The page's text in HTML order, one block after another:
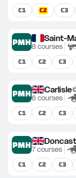
C1 C2 C3
PMH Saint-
8 courses
C1 C2 C3
PMH Carlisle
6 courses
C1 C2 C3
PMH7courses
C1 C2 C3